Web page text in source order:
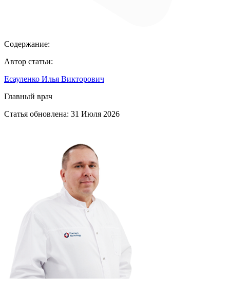
Содержание:
Автор статьи:
Есауленко Илья Викторович
Главный врач
Статья обновлена: 31 Июля 2026